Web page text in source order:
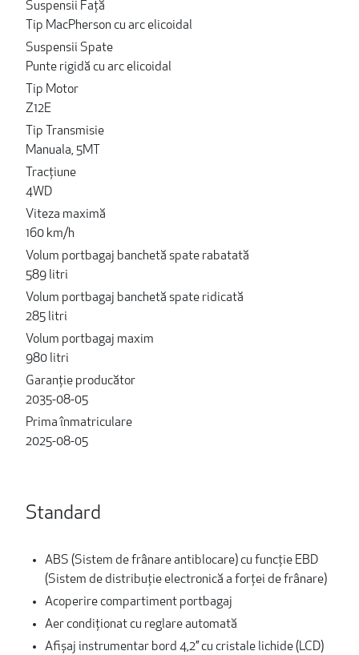
Suspensii Față
Tip MacPherson cu arc elicoidal
Suspensii Spate
Punte rigidă cu arc elicoidal
Tip Motor
Z12E
Tip Transmisie
Manuala, 5MT
Tracțiune
4WD
Viteza maximă
160 km/h
Volum portbagaj banchetă spate rabatată
589 litri
Volum portbagaj banchetă spate ridicată
285 litri
Volum portbagaj maxim
980 litri
Garanție producător
2035-08-05
Prima înmatriculare
2025-08-05
Standard
ABS (Sistem de frânare antiblocare) cu funcție EBD
(Sistem de distribuție electronică a forței de frânare)
Acoperire compartiment portbagaj
Aer condiţionat cu reglare automată
Afișaj instrumentar bord 4,2’’ cu cristale lichide (LCD)